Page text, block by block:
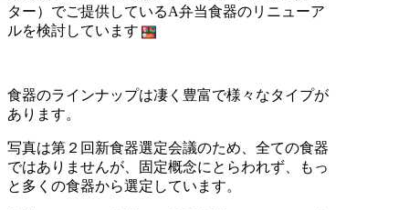
ター）でご提供しているA弁当食器のリニューア
ルを検討しています
食器のラインナップは凄く豊富で様々なタイプが
あります。
写真は第２回新食器選定会議のため、全ての食器
ではありませんが、固定概念にとらわれず、もっ
と多くの食器から選定しています。